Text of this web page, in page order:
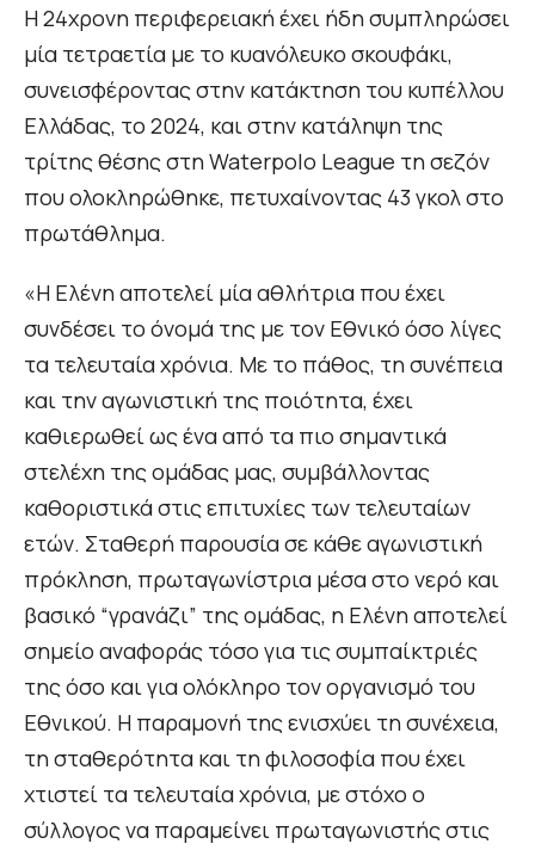
Η 24χρονη περιφερειακή έχει ήδη συμπληρώσει
μία τετραετία με το κυανόλευκο σκουφάκι,
συνεισφέροντας στην κατάκτηση του κυπέλλου
Ελλάδας, το 2024, και στην κατάληψη της
τρίτης θέσης στη Waterpolo League τη σεζόν
που ολοκληρώθηκε, πετυχαίνοντας 43 γκολ στο
πρωτάθλημα.
«Η Ελένη αποτελεί μία αθλήτρια που έχει
συνδέσει το όνομά της με τον Εθνικό όσο λίγες
τα τελευταία χρόνια. Με το πάθος, τη συνέπεια
και την αγωνιστική της ποιότητα, έχει
καθιερωθεί ως ένα από τα πιο σημαντικά
στελέχη της ομάδας μας, συμβάλλοντας
καθοριστικά στις επιτυχίες των τελευταίων
ετών. Σταθερή παρουσία σε κάθε αγωνιστική
πρόκληση, πρωταγωνίστρια μέσα στο νερό και
βασικό “γρανάζι” της ομάδας, η Ελένη αποτελεί
σημείο αναφοράς τόσο για τις συμπαίκτριές
της όσο και για ολόκληρο τον οργανισμό του
Εθνικού. Η παραμονή της ενισχύει τη συνέχεια,
τη σταθερότητα και τη φιλοσοφία που έχει
χτιστεί τα τελευταία χρόνια, με στόχο ο
σύλλογος να παραμείνει πρωταγωνιστής στις